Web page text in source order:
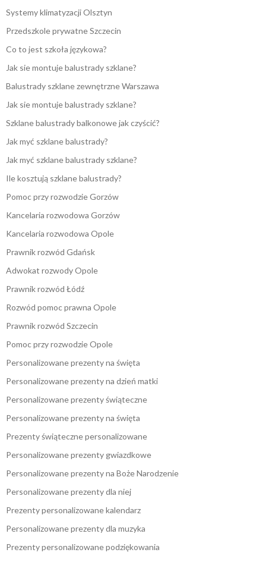
Systemy klimatyzacji Olsztyn
Przedszkole prywatne Szczecin
Co to jest szkoła językowa?
Jak sie montuje balustrady szklane?
Balustrady szklane zewnętrzne Warszawa
Jak sie montuje balustrady szklane?
Szklane balustrady balkonowe jak czyścić?
Jak myć szklane balustrady?
Jak myć szklane balustrady szklane?
Ile kosztują szklane balustrady?
Pomoc przy rozwodzie Gorzów
Kancelaria rozwodowa Gorzów
Kancelaria rozwodowa Opole
Prawnik rozwód Gdańsk
Adwokat rozwody Opole
Prawnik rozwód Łódź
Rozwód pomoc prawna Opole
Prawnik rozwód Szczecin
Pomoc przy rozwodzie Opole
Personalizowane prezenty na święta
Personalizowane prezenty na dzień matki
Personalizowane prezenty świąteczne
Personalizowane prezenty na święta
Prezenty świąteczne personalizowane
Personalizowane prezenty gwiazdkowe
Personalizowane prezenty na Boże Narodzenie
Personalizowane prezenty dla niej
Prezenty personalizowane kalendarz
Personalizowane prezenty dla muzyka
Prezenty personalizowane podziękowania